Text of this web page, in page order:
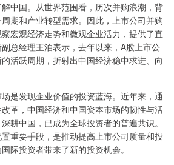
国。从世界范围看，历次并购浪潮，背
期和产业转型需求。因此，上市公司并购
宏观经济走势和微观企业活力，提供了直
总经理王泊表示，去年以来，A股上市公
活跃周期，折射出中国经济稳中求进、向
发现企业价值的投资蓝海。近年来，通
革，中国经济和中国资本市场的韧性与活
耕中国，已成为全球投资者的普遍共识。
重要手段，是推动提高上市公司质量和投
际投资者带来了新的投资机会。